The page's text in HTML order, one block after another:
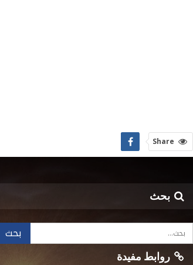
Share
بحث
روابط مفيدة